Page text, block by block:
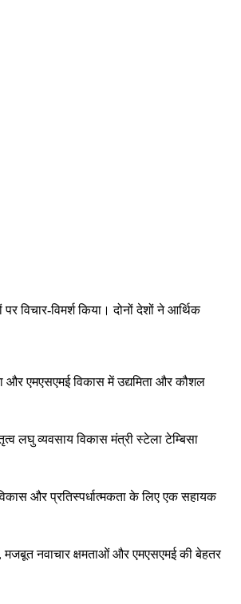
विमर्श किया। दोनों देशों ने आर्थिक
और एमएसएमई विकास में उद्यमिता और कौशल
लघु व्यवसाय विकास मंत्री स्टेला टेम्बिसा
और प्रतिस्पर्धात्मकता के लिए एक सहायक
नवाचार क्षमताओं और एमएसएमई की बेहतर